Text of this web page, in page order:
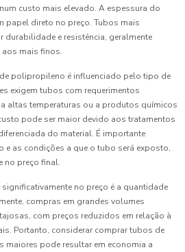
custo mais elevado. A espessura do
papel direto no preço. Tubos mais
durabilidade e resistência, geralmente
mais finos.
polipropileno é influenciado pelo tipo de
exigem tubos com requerimentos
altas temperaturas ou a produtos químicos
pode ser maior devido aos tratamentos
do material. É importante
e as condições a que o tubo será exposto,
no preço final.
no preço é a quantidade
compras em grandes volumes
com preços reduzidos em relação à
Portanto, considerar comprar tubos de
pode resultar em economia a